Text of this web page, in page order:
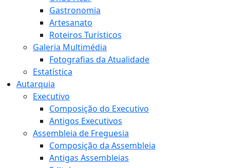
Gastronomia
Artesanato
Roteiros Turísticos
Galeria Multimédia
Fotografias da Atualidade
Estatística
Autarquia
Executivo
Composição do Executivo
Antigos Executivos
Assembleia de Freguesia
Composição da Assembleia
Antigas Assembleias